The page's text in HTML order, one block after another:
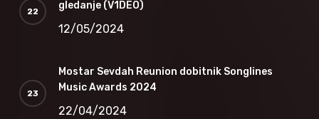
gledanje (V1DEO)
12/05/2024
Mostar Sevdah Reunion dobitnik Songlines
Music Awards 2024
22/04/2024